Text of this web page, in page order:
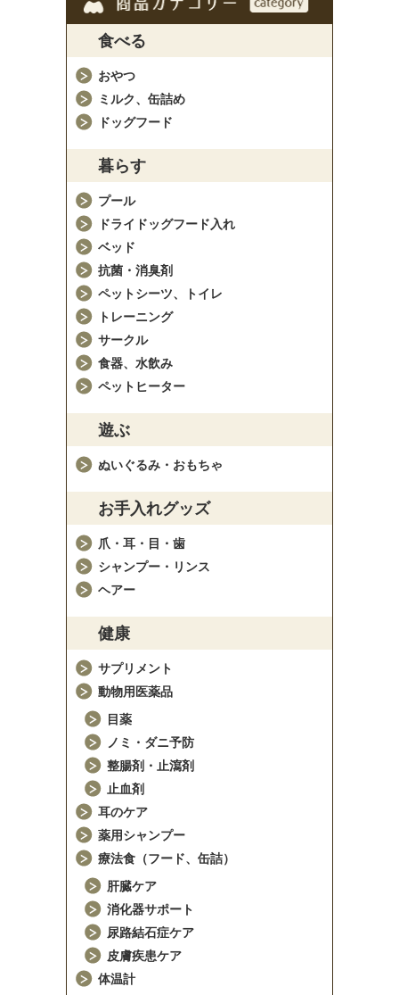
食べる
おやつ
ミルク、缶詰め
ドッグフード
暮らす
プール
ドライドッグフード入れ
ベッド
抗菌・消臭剤
ペットシーツ、トイレ
トレーニング
サークル
食器、水飲み
ペットヒーター
遊ぶ
ぬいぐるみ・おもちゃ
お手入れグッズ
爪・耳・目・歯
シャンプー・リンス
ヘアー
健康
サプリメント
動物用医薬品
目薬
ノミ・ダニ予防
整腸剤・止瀉剤
止血剤
耳のケア
薬用シャンプー
療法食（フード、缶詰）
肝臓ケア
消化器サポート
尿路結石症ケア
皮膚疾患ケア
体温計